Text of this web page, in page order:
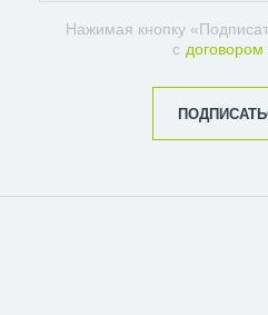
Нажимая кнопку
с